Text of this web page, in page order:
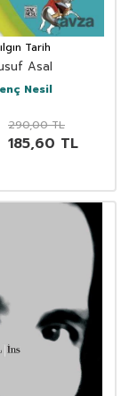
Tarih
Asal
Nesil
290,00TL
185,60 TL